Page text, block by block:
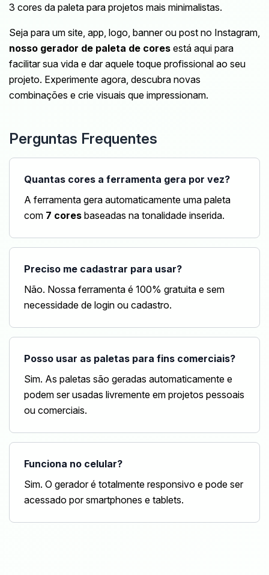
3 cores da paleta para projetos mais minimalistas.
Seja para um site, app, logo, banner ou post no Instagram,
nosso gerador de paleta de cores está aqui para
facilitar sua vida e dar aquele toque profissional ao seu
projeto. Experimente agora, descubra novas
combinações e crie visuais que impressionam.
Perguntas Frequentes
Quantas cores a ferramenta gera por vez?
A ferramenta gera automaticamente uma paleta
com 7 cores baseadas na tonalidade inserida.
Preciso me cadastrar para usar?
Não. Nossa ferramenta é 100% gratuita e sem
necessidade de login ou cadastro.
Posso usar as paletas para fins comerciais?
Sim. As paletas são geradas automaticamente e
podem ser usadas livremente em projetos pessoais
ou comerciais.
Funciona no celular?
Sim. O gerador é totalmente responsivo e pode ser
acessado por smartphones e tablets.